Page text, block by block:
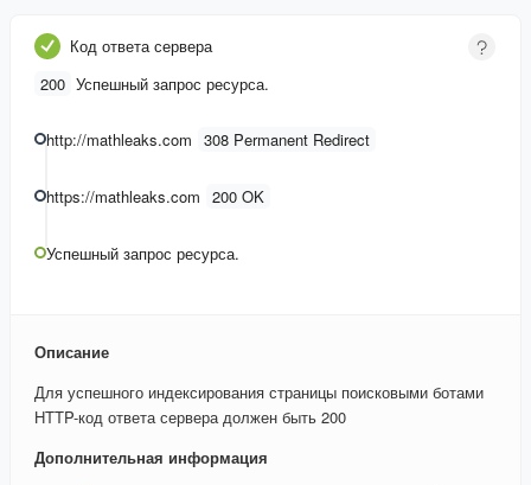
Код ответа сервера
200 Успешный запрос ресурса.
http://mathleaks.com 308 Permanent Redirect
https://mathleaks.com 200 OK
Успешный запрос ресурса.
Описание
Для успешного индексирования страницы поисковыми ботами
HTTP-код ответа сервера должен быть 200
Дополнительная информация